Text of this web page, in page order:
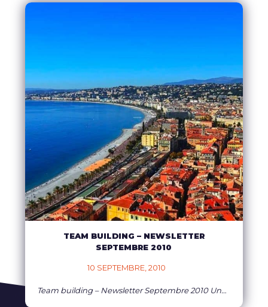
TEAM BUILDING – NEWSLETTER
SEPTEMBRE 2010
10 SEPTEMBRE, 2010
Team building – Newsletter Septembre 2010 Une aventure humaine à vous couper le souffle, au plus près de la nature…et de votre lieu de séminaire à Marseille : juste unique ! Zoom Vous souhaitez sortir du cadre et faire vivre à vos collaborateurs des sensations authentiques en toute sécurité ? WE ACTEAM vous a concocté